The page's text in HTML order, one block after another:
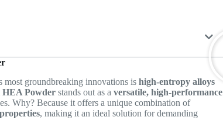
most groundbreaking innovations ishigh-entropy alloys
HEA Powder stands out as aversatile, high-performance
Why? Because it offers a unique combination of
, making it an ideal solution for demanding